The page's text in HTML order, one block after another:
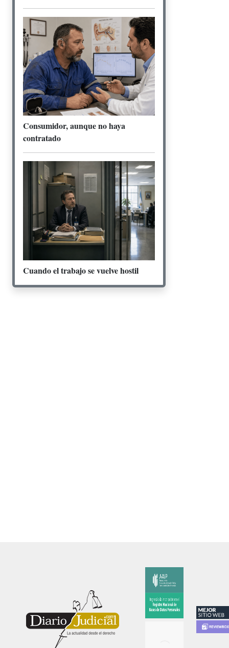
Consumidor, aunque no haya
contratado
Cuando el trabajo se vuelve hostil